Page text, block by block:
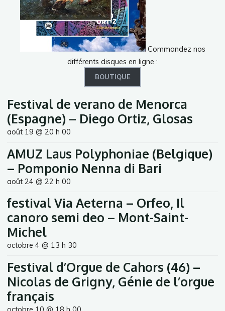
Commandez nos
différents disques en ligne :
BOUTIQUE
Festival de verano de Menorca
(Espagne) – Diego Ortiz, Glosas
août 19 @ 20 h 00
AMUZ Laus Polyphoniae (Belgique)
– Pomponio Nenna di Bari
août 24 @ 22 h 00
festival Via Aeterna – Orfeo, Il
canoro semi deo – Mont-Saint-
Michel
octobre 4 @ 13 h 30
Festival d’Orgue de Cahors (46) –
Nicolas de Grigny, Génie de l’orgue
français